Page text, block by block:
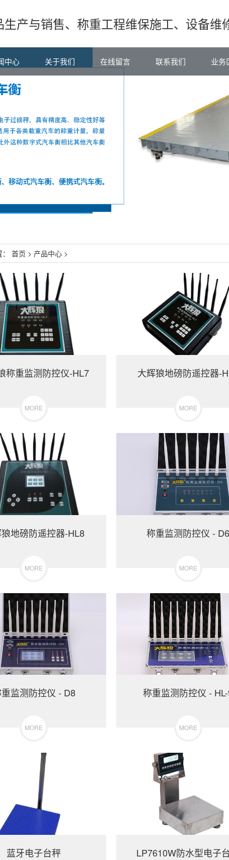
产与销售、称重工程维保施工、设备维
中心 关于我们 在线留言 联系我们 业务
首页 > 产品中心 >
称重监测防控仪-HL7
MORE
大辉狼地磅防遥控器-
MORE
地磅防遥控器-HL8
MORE
称重监测防控仪 - D6
MORE
监测防控仪 - D8
MORE
称重监测防控仪 -
MORE
蓝牙电子台秤 LP7610W防水型电子